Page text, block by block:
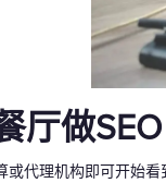
厅做
或代理机构即可开始